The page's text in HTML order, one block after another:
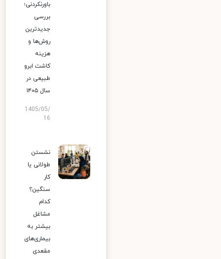
باورنکردنی؛
بررسی
جدیدترین
روش‌ها و
هزینه
کاشت ابرو
طبیعی در
سال ۱۴۰۵
1405/05/
16
نشستن
طولانی یا
کار
سنگین؟
کدام
مشاغل
بیشتر به
بیماری‌های
مقعدی